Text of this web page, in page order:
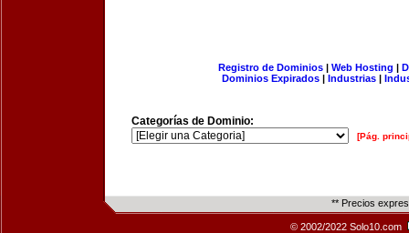
Registro de Dominios| Web Hosting |
Dominios Expirados | Industrias |
Categorías de Dominio:
[Pág.
** Precios
© 2002/2022 Solo10.com